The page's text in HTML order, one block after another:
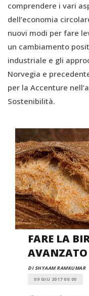
comprendere i vari
dell’economia
nuovi modi per fare
un cambiamento
industriale e gli
Norvegia e
per la Accenture
Sostenibilità.
FARE LA
AVANZATO
DI SHYAAM RAMKUMAR
09 GIU 2017 00:00